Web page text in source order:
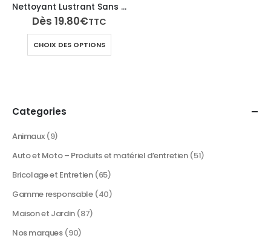
Nettoyant Lustrant Sans Rinçage – Intérieur & Extérieur Auto/Moto – 500 ml – TECH N’FAST
Dès 19.80€TTC
CHOIX DES OPTIONS
produit
choisies
page
Categories
Animaux (9)
Auto et Moto – Produits et matériel d’entretien (51)
Bricolage et Entretien (65)
Gamme responsable (40)
Maison et Jardin (87)
Nos marques (90)